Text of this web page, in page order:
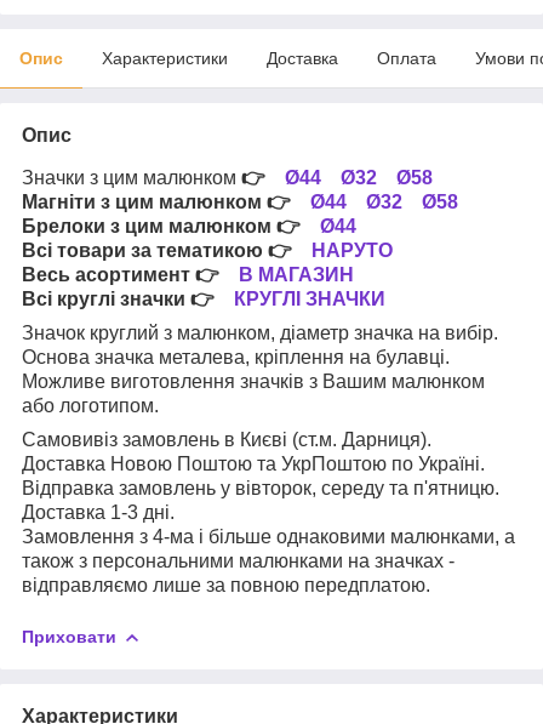
Опис Характеристики Доставка Оплата Умови
Опис
Значки з цим малюнком 👉 Ø44 Ø32
Ø58
Магніти з цим малюнком 👉 Ø44 Ø32
Ø58
Брелоки з цим малюнком 👉 Ø44
Всі товари за тематикою 👉
НАРУТО
Весь асортимент 👉
В МАГАЗИН
Всі круглі значки 👉
КРУГЛІ ЗНАЧКИ
Значок круглий з малюнком, діаметр значка на вибір.
Основа значка металева, кріплення на булавці.
Можливе виготовлення значків з Вашим малюнком
або логотипом.
Самовивіз замовлень в Києві (ст.м. Дарниця).
Доставка Новою Поштою та УкрПоштою по Україні.
Відправка замовлень у вівторок, середу та п'ятницю.
Доставка 1-3 дні.
Замовлення з 4-ма і більше однаковими малюнками, а
також з персональними малюнками на значках -
відправляємо лише за повною передплатою.
Приховати
Характеристики